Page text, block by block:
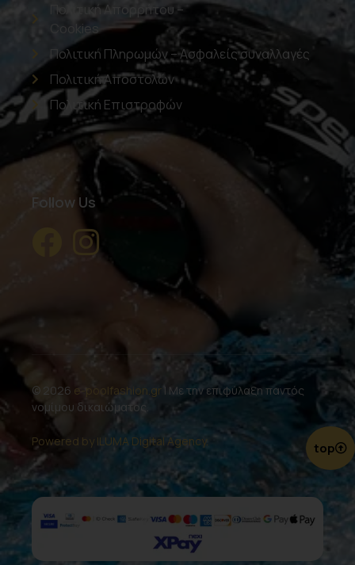
Πολιτική Απορρήτου –
Cookies
Πολιτική Πληρωμών – Ασφαλείς συναλλαγές
Πολιτική Αποστολών
Πολιτική Επιστροφών
Follow Us
© 2026 e-poolfashion.gr | Με την επιφύλαξη παντός
νομίμου δικαιώματος.
Powered by ILUMA Digital Agency. top